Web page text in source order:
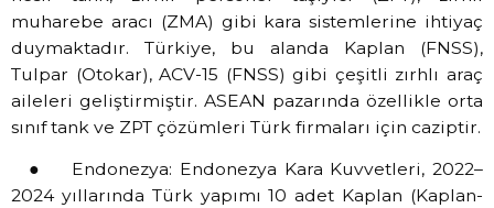
muharebe aracı (ZMA) gibi kara sistemlerine ihtiyaç
duymaktadır. Türkiye, bu alanda Kaplan (FNSS),
Tulpar (Otokar), ACV-15 (FNSS) gibi çeşitli zırhlı araç
aileleri geliştirmiştir. ASEAN pazarında özellikle orta
sınıf tank ve ZPT çözümleri Türk firmaları için caziptir.
● Endonezya: Endonezya Kara Kuvvetleri, 2022–
2024 yıllarında Türk yapımı 10 adet Kaplan (Kaplan-